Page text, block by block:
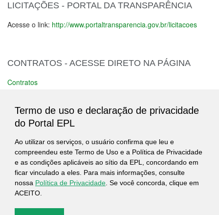
LICITAÇÕES - PORTAL DA TRANSPARÊNCIA
Acesse o link: http://www.portaltransparencia.gov.br/licitacoes
CONTRATOS - ACESSE DIRETO NA PÁGINA
Contratos
CONTRATOS - COMPRASNET
Para acompanhar o andamento dos contratos realizadas pelo
Governo Federal, o cidadão tem à sua disposição o Portal de
Compras do Governo Federal (Compras Governamentais).
Consulta Contratos - Empresa de Planejamento e Logística - EPL
Termo de uso e declaração de privacidade
do Portal EPL
Ao utilizar os serviços, o usuário confirma que leu e
compreendeu este Termo de Uso e a Política de Privacidade
e as condições aplicáveis ao sítio da EPL, concordando em
ficar vinculado a eles. Para mais informações, consulte
nossa Política de Privacidade . Se você concorda, clique em
ACEITO.